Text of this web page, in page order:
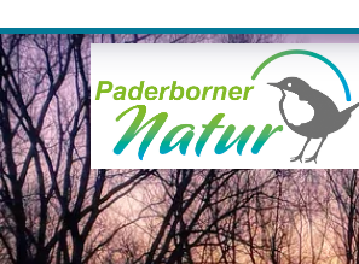
Visuelle
Assistenzsoftware
öffnen.
Mit
der
Tastatur
erreichbar
über
ALT
+
1